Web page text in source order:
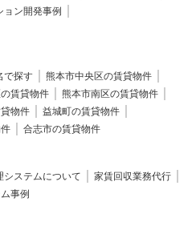
ョン開発事例
で探す
熊本市中央区の賃貸物件
賃貸物件
熊本市南区の賃貸物件
物件
益城町の賃貸物件
合志市の賃貸物件
システムについて
家賃回収業務代行
事例